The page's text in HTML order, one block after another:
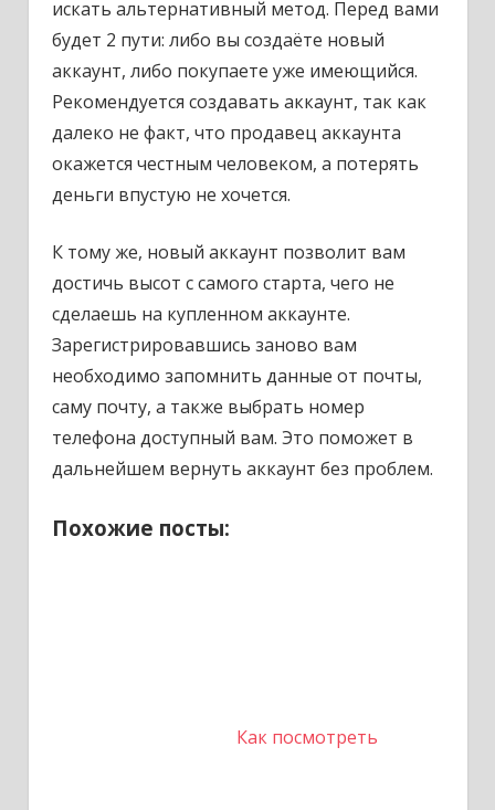
искать альтернативный метод. Перед вами
будет 2 пути: либо вы создаёте новый
аккаунт, либо покупаете уже имеющийся.
Рекомендуется создавать аккаунт, так как
далеко не факт, что продавец аккаунта
окажется честным человеком, а потерять
деньги впустую не хочется.
К тому же, новый аккаунт позволит вам
достичь высот с самого старта, чего не
сделаешь на купленном аккаунте.
Зарегистрировавшись заново вам
необходимо запомнить данные от почты,
саму почту, а также выбрать номер
телефона доступный вам. Это поможет в
дальнейшем вернуть аккаунт без проблем.
Похожие посты:
Как посмотреть